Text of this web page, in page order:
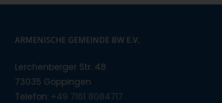
ARMENISCHE GEMEINDE BW E.V.
Lerchenberger Str. 48
73035 Göppingen
Telefon: +49 7161 8084717